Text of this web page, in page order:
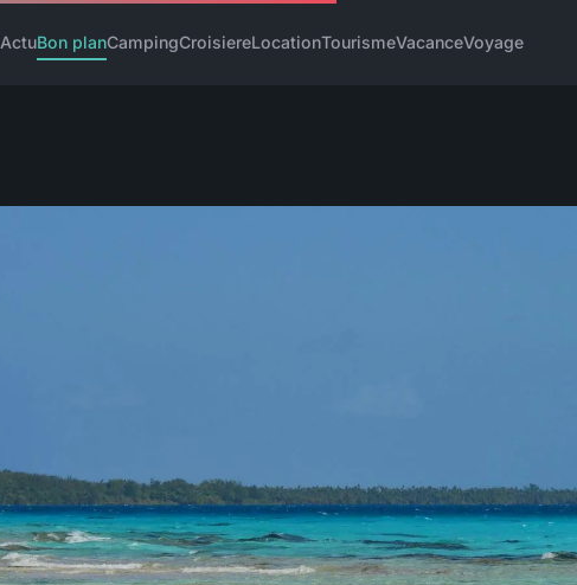
ActuBon planCampingCroisiereLocationTourismeVacanceVoyage